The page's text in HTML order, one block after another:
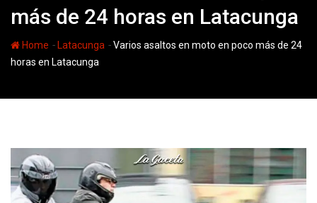
más de 24 horas en Latacunga
Home - Latacunga -Varios asaltos en moto en poco más de 24
horas en Latacunga